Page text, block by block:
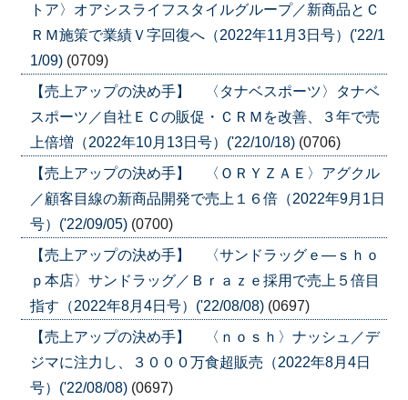
トア〉オアシスライフスタイルグループ／新商品とＣ
ＲＭ施策で業績Ｖ字回復へ（2022年11月3日号）('22/1
1/09) (0709)
【売上アップの決め手】 〈タナベスポーツ〉タナベ
スポーツ／自社ＥＣの販促・ＣＲＭを改善、３年で売
上倍増（2022年10月13日号）('22/10/18) (0706)
【売上アップの決め手】 〈ＯＲＹＺＡＥ〉アグクル
／顧客目線の新商品開発で売上１６倍（2022年9月1日
号）('22/09/05) (0700)
【売上アップの決め手】 〈サンドラッグｅ―ｓｈｏ
ｐ本店〉サンドラッグ／Ｂｒａｚｅ採用で売上５倍目
指す（2022年8月4日号）('22/08/08) (0697)
【売上アップの決め手】 〈ｎｏｓｈ〉ナッシュ／デ
ジマに注力し、３０００万食超販売（2022年8月4日
号）('22/08/08) (0697)